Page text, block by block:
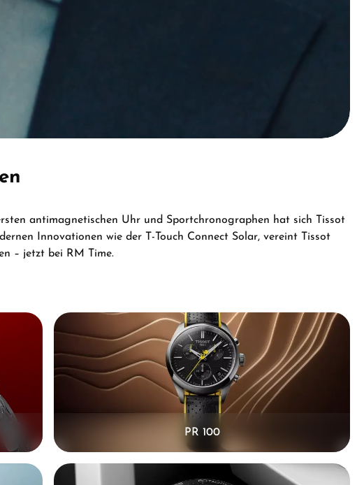
antimagnetischen Uhr und Sportchronographen hat sich Tissot
Innovationen wie der T-Touch Connect Solar, vereint Tissot
– jetzt bei RM Time.
PR 100